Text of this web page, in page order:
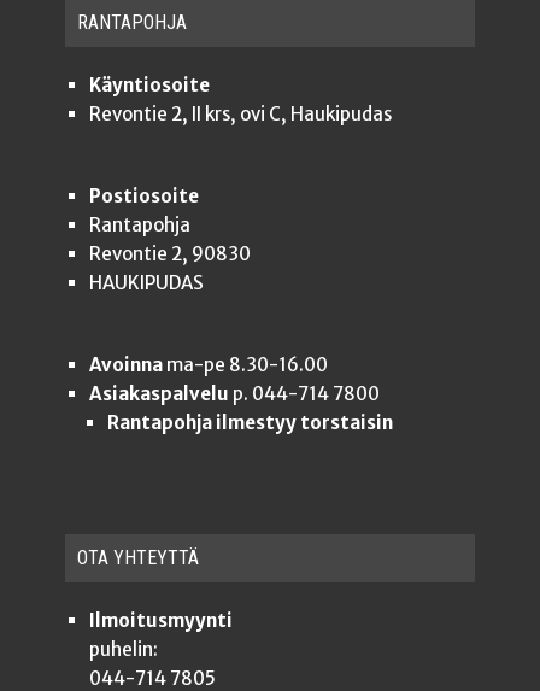
RAN­TA­POH­JA
Käyntiosoite
Revontie 2, II krs, ovi C, Haukipudas
Postiosoite
Rantapohja
Revontie 2, 90830
HAUKIPUDAS
Avoinnama-pe 8.30-16.00
Asiakaspalvelu p. 044-714 7800
Rantapohja ilmestyy torstaisin
OTA YHTEYT­TÄ
Ilmoitusmyynti
puhelin:
044-714 7805